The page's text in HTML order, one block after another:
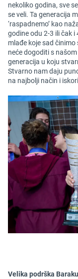
nekoliko godina, sve
se veli. Ta generacija
‘raspadnemo’ kao
godine odu 2-3 ili čak
mlađe koje sad
neće dogoditi s
generacija u koju
Stvarno nam daju
na najbolji način i
Velika podrška